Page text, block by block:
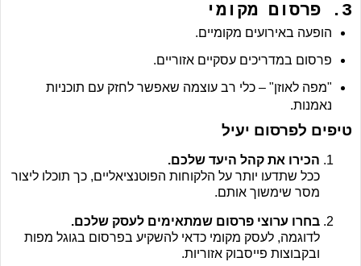
3. פרסום מקומי
הופעה באירועים מקומיים.
פרסום במדריכים עסקיים אזוריים.
"מפה לאוזן" – כלי רב עוצמה שאפשר לחזק עם תוכניות
נאמנות.
טיפים לפרסום יעיל
הכירו את קהל היעד שלכם.
ככל שתדעו יותר על הלקוחות הפוטנציאליים, כך תוכלו ליצור
מסר שימשוך אותם.
בחרו ערוצי פרסום שמתאימים לעסק שלכם.
לדוגמה, לעסק מקומי כדאי להשקיע בפרסום בגוגל מפות
ובקבוצות פייסבוק אזוריות.